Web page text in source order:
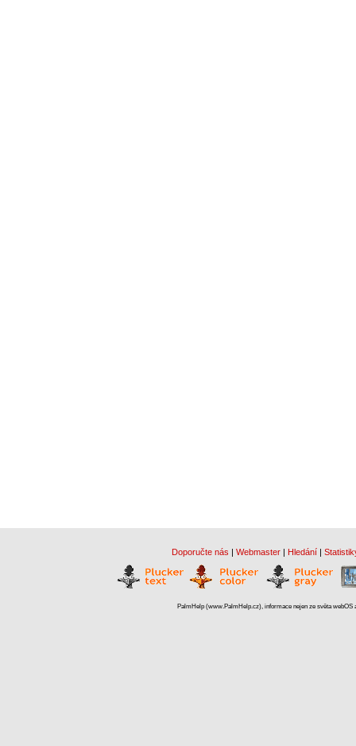
Doporučte nás | Webmaster | Hledání |
PalmHelp (www.PalmHelp.cz), informace nejen ze světa